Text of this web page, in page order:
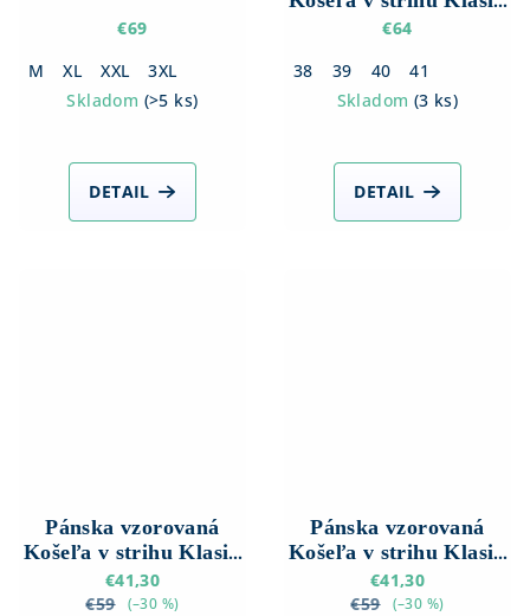
€69
M
XL XXL
3XL
Skladom (>5 ks)
DETAIL
s dlhým rukávom
€64
38
39 40
41
Skladom (3 ks)
DETAIL
Pánska vzorovaná
Košeľa v strihu Klasik
s Krátkym rukávom
€41,30
€59
(–30 %)
Pánska vzorovaná
Košeľa v strihu Klasik
s Krátkym rukávom
€41,30
€59
(–30 %)